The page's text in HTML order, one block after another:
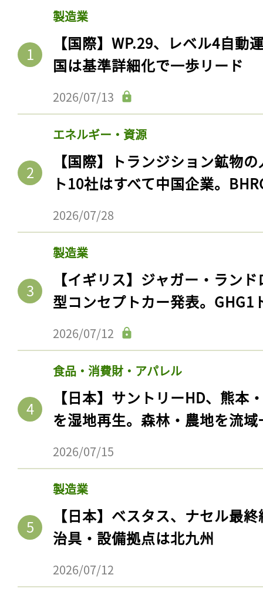
製造業
【国際】WP.29、レベル4自動
国は基準詳細化で一歩リード
2026/07/13
エネルギー・資源
【国際】トランジション鉱物
ト10社はすべて中国企業。
2026/07/28
製造業
【イギリス】ジャガー・ラン
型コンセプトカー発表。GHG1
2026/07/12
食品・消費財・アパレル
【日本】サントリーHD、熊本
を湿地再生。森林・農地を流
2026/07/15
製造業
【日本】ベスタス、ナセル最
治具・設備拠点は北九州
2026/07/12